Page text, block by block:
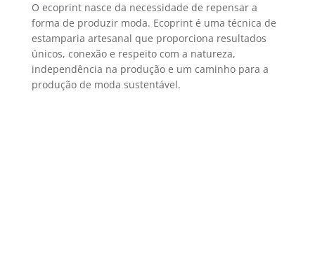
O ecoprint nasce da necessidade de repensar a
forma de produzir moda. Ecoprint é uma técnica de
estamparia artesanal que proporciona resultados
únicos, conexão e respeito com a natureza,
independência na produção e um caminho para a
produção de moda sustentável.